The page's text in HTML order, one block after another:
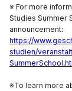
※ For more
Studies Summer
announcement:
https://
studien/
※To learn more